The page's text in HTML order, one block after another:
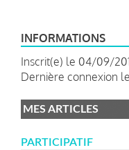
INFORMATIONS
Inscrit(e) le 04/09/
Dernière connexion
MES ARTICLES
PARTICIPATIF